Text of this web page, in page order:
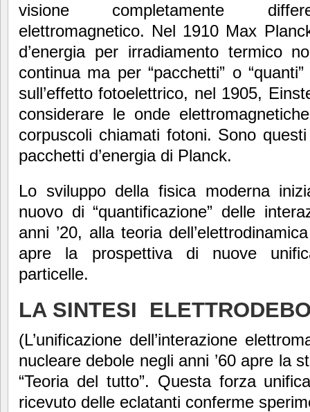
visione completamente
elettromagnetico. Nel 1910 Max
d’energia per irradiamento termico
continua ma per “pacchetti” o
sull’effetto fotoelettrico, nel 1905,
considerare le onde
corpuscoli chiamati fotoni. Sono
pacchetti d’energia di Planck.
Lo sviluppo della fisica moderna
nuovo di “quantificazione” delle
anni ’20, alla teoria
apre la prospettiva di nuove
particelle.
LA SINTESI
(L’unificazione dell’interazione
nucleare debole negli anni ’60 apre la
“Teoria del tutto”. Questa forza
ricevuto delle eclatanti conferme